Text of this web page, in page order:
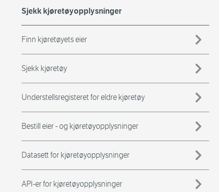
Sjekk kjøretøyopplysninger
Finn kjøretøyets eier
Sjekk kjøretøy
Understellsregisteret for eldre kjøretøy
Bestill eier - og kjøretøyopplysninger
Datasett for kjøretøyopplysninger
API-er for kjøretøyopplysninger